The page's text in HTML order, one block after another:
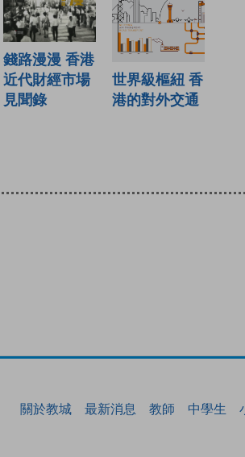
錢路漫漫 香港
近代財經市場
見聞錄
世界級樞紐 香
港的對外交通
關於教城 最新消息 教師 中學生